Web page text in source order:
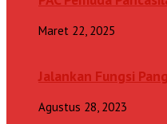
Maret 22, 2025
Jalankan Fungsi
Agustus 28, 2023